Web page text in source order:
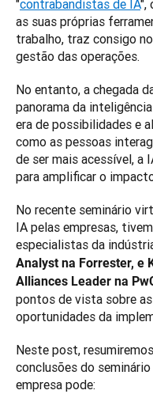
"contrabandistas de IA",
as suas próprias
trabalho, traz consigo
gestão das operações.
No entanto, a chegada
panorama da
era de possibilidades e
como as pessoas
de ser mais acessível, a
para amplificar o
No recente seminário
IA pelas empresas,
especialistas da
Analyst na Forrester, e
Alliances Leader na
pontos de vista sobre
oportunidades da
Neste post,
conclusões do
empresa pode: